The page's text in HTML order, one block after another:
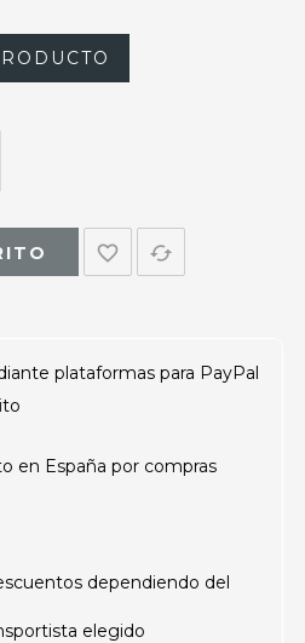
favorite_border cached
plataformas para PayPal
en España por compras
dependiendo del
elegido